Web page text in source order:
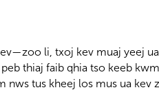
li, txoj kev muaj yeej
thiaj faib qhia tso keeb
tus kheej los mus ua kev